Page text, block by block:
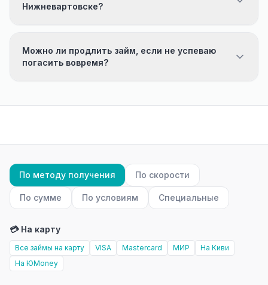
Нижневартовске?
Можно ли продлить займ, если не успеваю
погасить вовремя?
По методу получения По скорости
По сумме По условиям Специальные
💳 На карту
Все займы на карту VISA Mastercard МИР
На Киви
На ЮMoney